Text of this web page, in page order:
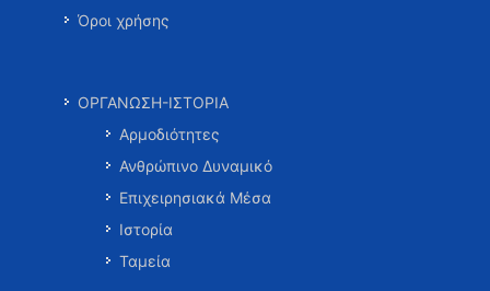
Όροι χρήσης
ΟΡΓΑΝΩΣΗ-ΙΣΤΟΡΙΑ
Αρμοδιότητες
Ανθρώπινο Δυναμικό
Επιχειρησιακά Μέσα
Ιστορία
Ταμεία